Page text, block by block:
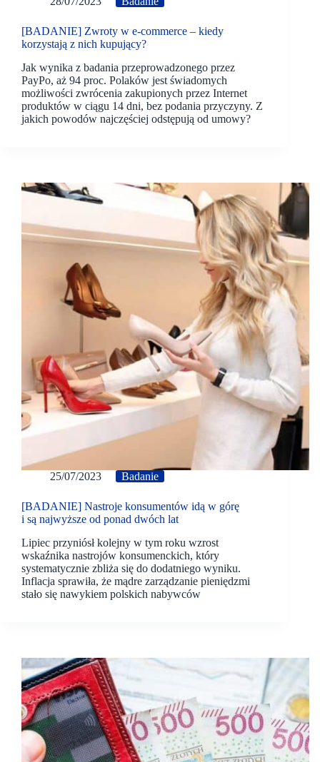
[BADANIE] Zwroty w e-commerce – kiedy
korzystają z nich kupujący?
Jak wynika z badania przeprowadzonego przez
PayPo, aż 94 proc. Polaków jest świadomych
możliwości zwrócenia zakupionych przez Internet
produktów w ciągu 14 dni, bez podania przyczyny. Z
jakich powodów najczęściej odstępują od umowy?
25/07/2023 Badanie
[BADANIE] Nastroje konsumentów idą w górę
i są najwyższe od ponad dwóch lat
Lipiec przyniósł kolejny w tym roku wzrost
wskaźnika nastrojów konsumenckich, który
systematycznie zbliża się do dodatniego wyniku.
Inflacja sprawiła, że mądre zarządzanie pieniędzmi
stało się nawykiem polskich nabywców